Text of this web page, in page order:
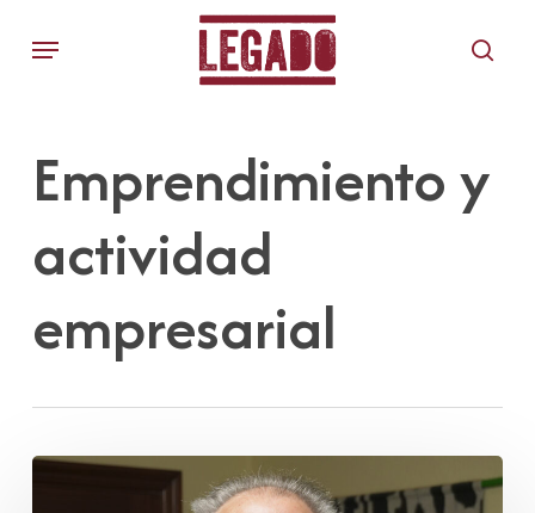
Menu
Emprendimiento y
actividad
empresarial
Juan